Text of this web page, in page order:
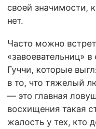
своей значимости,
нет.
Часто можно
«завоевательниц»
Гуччи, которые
в то, что тяжелый
— это главная
восхищения такая
жалость у тех, кто